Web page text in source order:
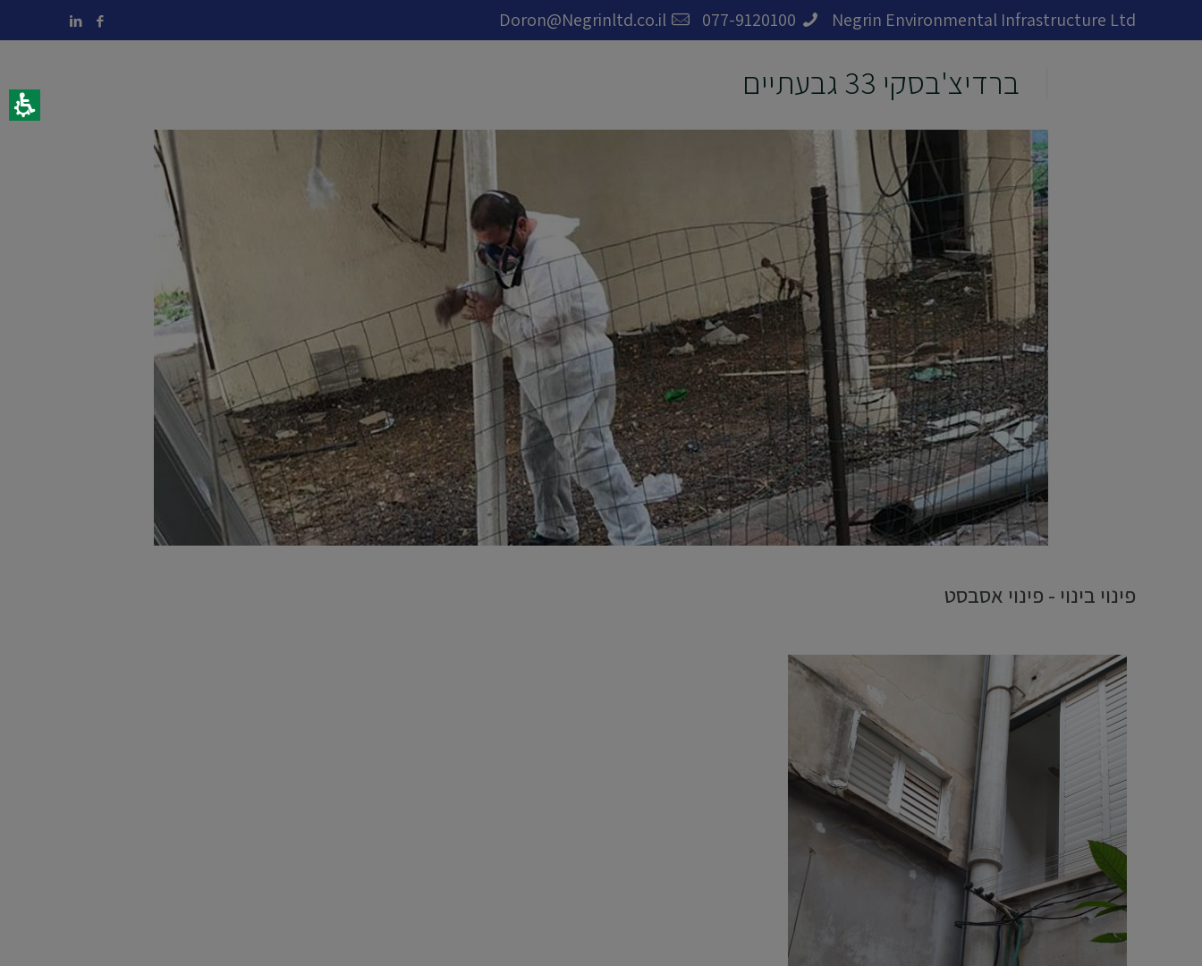
Negrin Environmental Infrastructure Ltd
077-9120100
Doron@Negrinltd.co.il
ברדיצ'בסקי 33 גבעתיים
פינוי בינוי - פינוי אסבסט